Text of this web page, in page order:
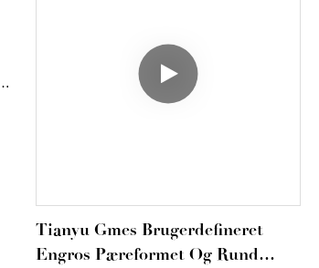
Tianyu Gmes Brugerdefineret
Engros Pæreformet Og Rund